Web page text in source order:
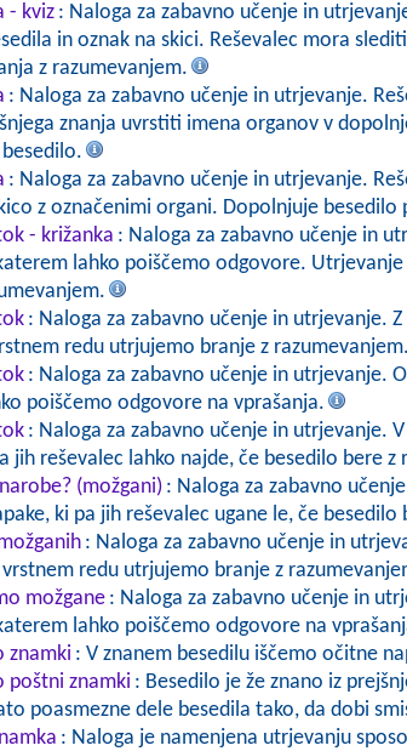
- kviz : Naloga za zabavno učenje in
in oznak na skici. Reševalec mora
z razumevanjem.
: Naloga za zabavno učenje in utrjevanje.
znanja uvrstiti imena organov v
: Naloga za zabavno učenje in utrjevanje.
z označenimi organi. Dopolnjuje besedilo
- križanka : Naloga za zabavno učenje in
lahko poiščemo odgovore.
: Naloga za zabavno učenje in utrjevanje.
redu utrjujemo branje z razumevanjem.
: Naloga za zabavno učenje in utrjevanje.
poiščemo odgovore na vprašanja.
: Naloga za zabavno učenje in utrjevanje.
jih reševalec lahko najde, če besedilo bere z
(možgani) : Naloga za zabavno
ki pa jih reševalec ugane le, če besedilo
: Naloga za zabavno učenje in
redu utrjujemo branje z
možgane : Naloga za zabavno učenje in
lahko poiščemo odgovore na
znamki : V znanem besedilu iščemo očitne
poštni znamki : Besedilo je že znano iz
poasmezne dele besedila tako, da dobi
: Naloga je namenjena utrjevanju